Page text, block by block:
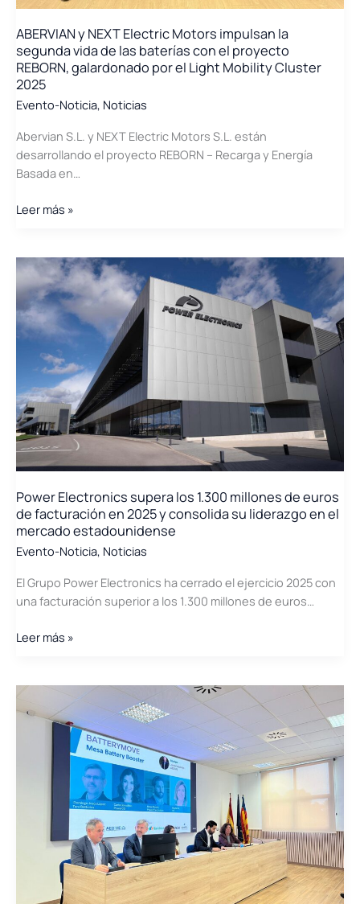
ABERVIAN y NEXT Electric Motors impulsan la
segunda vida de las baterías con el proyecto
REBORN, galardonado por el Light Mobility Cluster
2025
Evento-Noticia, Noticias
Abervian S.L. y NEXT Electric Motors S.L. están
desarrollando el proyecto REBORN – Recarga y Energía
Basada en…
ABERVIAN
Electric
Motors
impulsan
la
segunda
las
baterías
con
el
proyecto
galardonado
por
Light
Mobility
Cluster
Leer más »
Power Electronics supera los 1.300 millones de euros
de facturación en 2025 y consolida su liderazgo en el
mercado estadounidense
Evento-Noticia, Noticias
El Grupo Power Electronics ha cerrado el ejercicio 2025 con
una facturación superior a los 1.300 millones de euros…
Power
1.300
millones
facturación
consolida
Leer más »